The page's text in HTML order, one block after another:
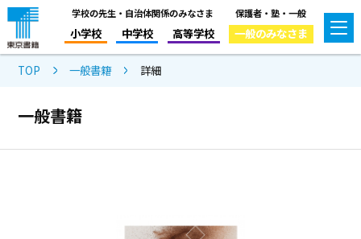
学校の先生・自治体関係のみなさま
小学校 中学校 高等学校
保護者・塾・一般
一般のみなさま
TOP 一般書籍 詳細
一般書籍